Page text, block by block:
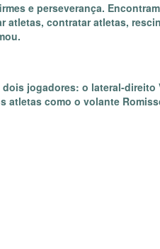
e perseverança.
atletas, contratar atletas,
jogadores: o lateral-
atletas como o volante